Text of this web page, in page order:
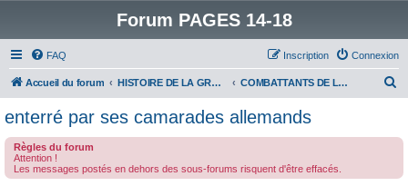
Forum PAGES 14-18
FAQ Connexion
Inscription
Accueil du forum HISTOIRE DE LA GRANDE GUERRE COMBATTANTS DE LA GRANDE GUERRE
enterré par ses camarades allemands
Règles du forum
Attention !
Les messages postés en dehors des sous-forums risquent d'être effacés.